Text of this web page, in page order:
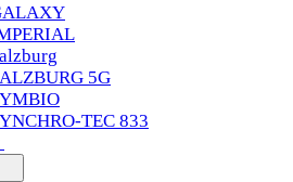
5G
TEC 833